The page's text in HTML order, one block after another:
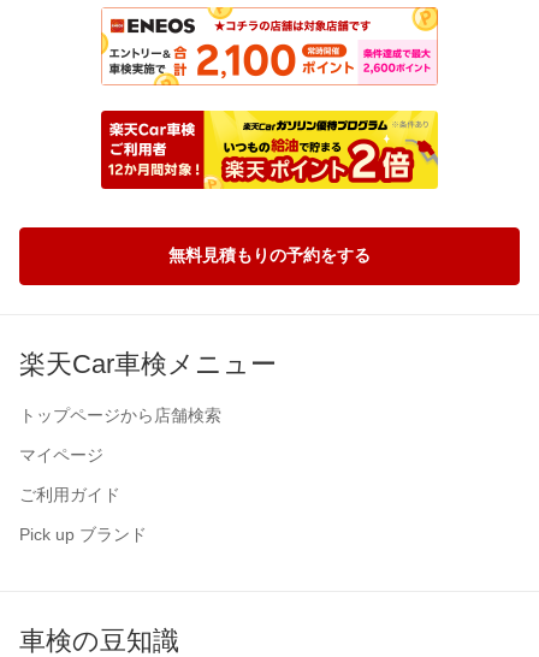
無料見積もりの予約をする
楽天Car車検メニュー
トップページから店舗検索
マイページ
ご利用ガイド
Pick up ブランド
車検の豆知識